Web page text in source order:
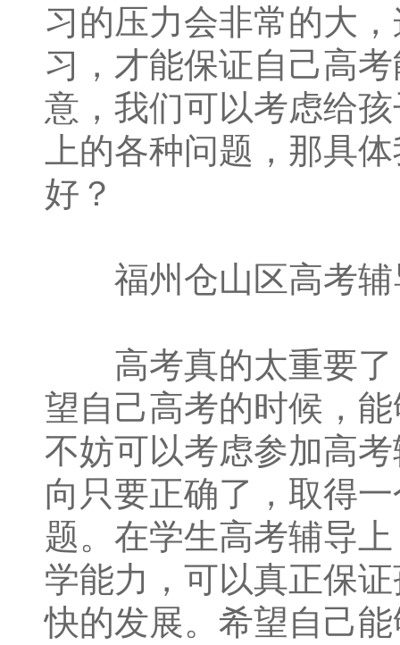
习的压力会非常的大
习，才能保证自己高
意，我们可以考虑给
上的各种问题，那具
好？
福州仓山区高考辅
高考真的太重要了
望自己高考的时候，
不妨可以考虑参加高
向只要正确了，取得
题。在学生高考辅导
学能力，可以真正保
快的发展。希望自己